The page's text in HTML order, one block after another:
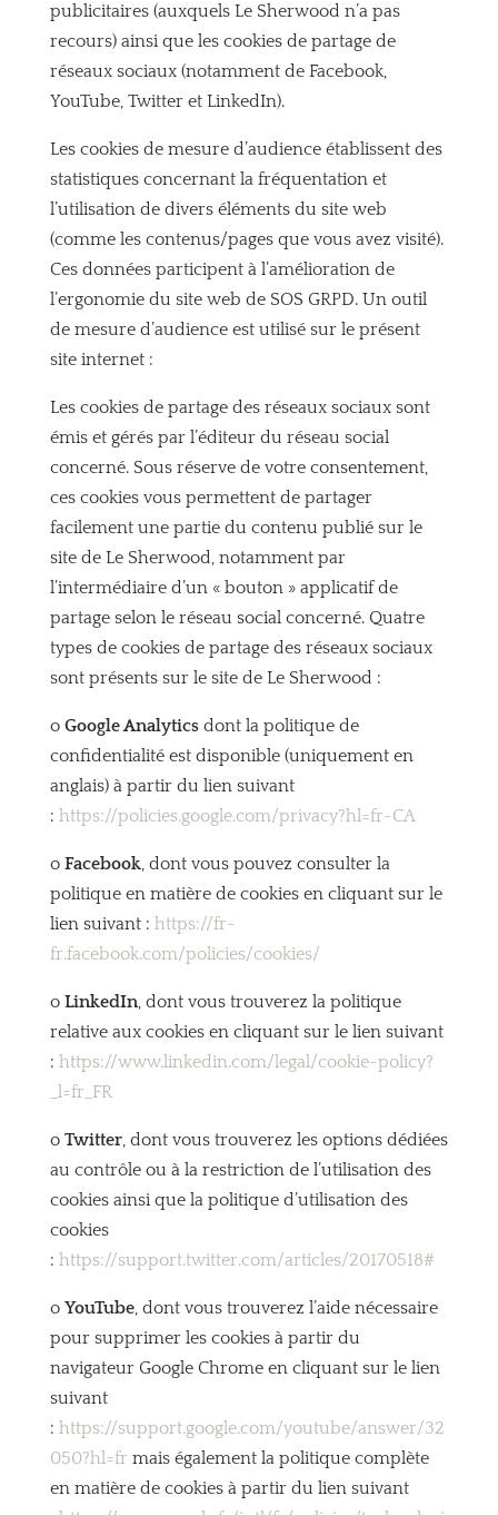
publicitaires (auxquels Le Sherwood n’a pas
recours) ainsi que les cookies de partage de
réseaux sociaux (notamment de Facebook,
YouTube, Twitter et LinkedIn).
Les cookies de mesure d’audience établissent des
statistiques concernant la fréquentation et
l’utilisation de divers éléments du site web
(comme les contenus/pages que vous avez visité).
Ces données participent à l’amélioration de
l’ergonomie du site web de SOS GRPD. Un outil
de mesure d’audience est utilisé sur le présent
site internet :
Les cookies de partage des réseaux sociaux sont
émis et gérés par l’éditeur du réseau social
concerné. Sous réserve de votre consentement,
ces cookies vous permettent de partager
facilement une partie du contenu publié sur le
site de Le Sherwood, notamment par
l’intermédiaire d’un « bouton » applicatif de
partage selon le réseau social concerné. Quatre
types de cookies de partage des réseaux sociaux
sont présents sur le site de Le Sherwood :
o Google Analyticsdont la politique de
confidentialité est disponible (uniquement en
anglais) à partir du lien suivant
: https://policies.google.com/privacy?hl=fr-CA
o Facebook, dont vous pouvez consulter la
politique en matière de cookies en cliquant sur le
lien suivant : https://fr-
fr.facebook.com/policies/cookies/
o LinkedIn, dont vous trouverez la politique
relative aux cookies en cliquant sur le lien suivant
: https://www.linkedin.com/legal/cookie-policy?
_l=fr_FR
o Twitter, dont vous trouverez les options dédiées
au contrôle ou à la restriction de l’utilisation des
cookies ainsi que la politique d’utilisation des
cookies
: https://support.twitter.com/articles/20170518#
o YouTube, dont vous trouverez l’aide nécessaire
pour supprimer les cookies à partir du
navigateur Google Chrome en cliquant sur le lien
suivant
: https://support.google.com/youtube/answer/32
050?hl=fr mais également la politique complète
en matière de cookies à partir du lien suivant